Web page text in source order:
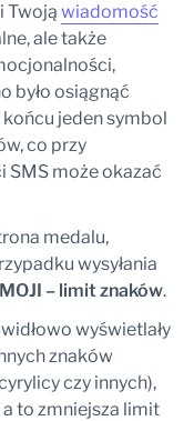
Twoją wiadomość
ale także
było osiągnąć
jeden symbol
co przy
SMS może okazać
medalu,
wysyłania
– limit znaków.
wyświetlały
znaków
czy innych),
to zmniejsza limit